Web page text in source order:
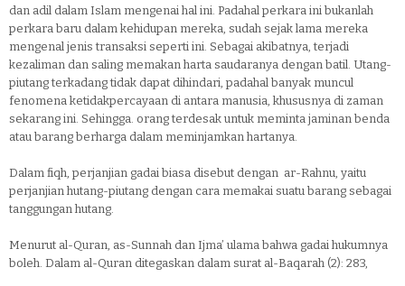
dan adil dalam Islam mengenai hal ini. Padahal perkara ini bukanlah
perkara baru dalam kehidupan mereka, sudah sejak lama mereka
mengenal jenis transaksi seperti ini. Sebagai akibatnya, terjadi
kezaliman dan saling memakan harta saudaranya dengan batil. Utang-
piutang terkadang tidak dapat dihindari, padahal banyak muncul
fenomena ketidakpercayaan di antara manusia, khususnya di zaman
sekarang ini. Sehingga. orang terdesak untuk meminta jaminan benda
atau barang berharga dalam meminjamkan hartanya.
Dalam fiqh, perjanjian gadai biasa disebut dengan ar-Rahnu, yaitu
perjanjian hutang-piutang dengan cara memakai suatu barang sebagai
tanggungan hutang.
Menurut al-Quran, as-Sunnah dan Ijma’ ulama bahwa gadai hukumnya
boleh. Dalam al-Quran ditegaskan dalam surat al-Baqarah (2): 283,